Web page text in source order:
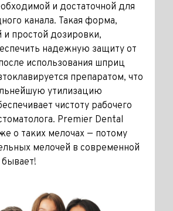
и достаточной для
канала. Такая форма,
и простой дозировки,
надежную защиту от
использования шприц
препаратом, что
утилизацию
чистоту рабочего
Premier Dental
о таких мелочах — потому
мелочей в современной